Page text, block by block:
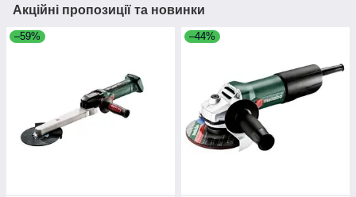
Акційні пропозиції та новинки
–59% –44%